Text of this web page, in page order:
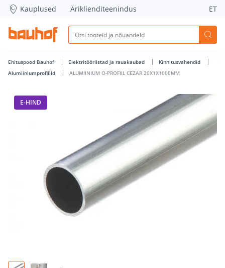
ALUMIINIUM O-PROFIIL CEZAR 20X1X1000MM - Bauhof has
Kauplused Äriklienditeenindus ET
Ehituspood Bauhof Elektritööriistad ja rauakaubad
Kinnitusvahendid
Alumiiniumprofiilid
ALUMIINIUM O-PROFIIL CEZAR 20X1X1000MM
E-HIND